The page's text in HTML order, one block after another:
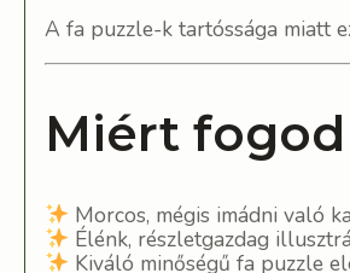
A fa puzzle-k tartóssága miatt
Miért
Morcos, mégis imádni való
Élénk, részletgazdag
Kiváló minőségű fa puzzle